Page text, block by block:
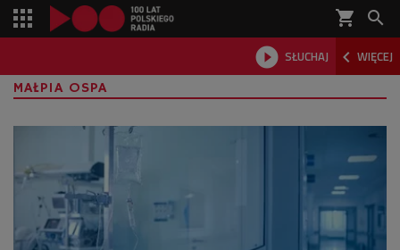
shopping_cart 
 SŁUCHAJ  WIĘCEJ

MAŁPIA OSPA